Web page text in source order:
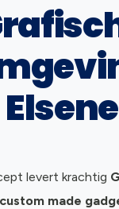
Elsene
levert krachtig
ustom made